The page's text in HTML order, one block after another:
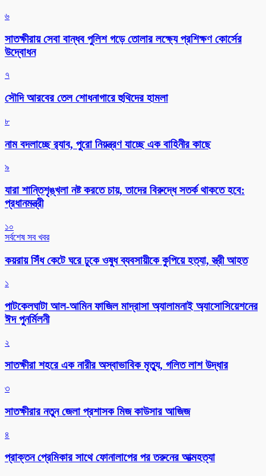
৬
সাতক্ষীরায় সেবা বান্ধব পুলিশ গড়ে তোলার লক্ষ্যে প্রশিক্ষণ কোর্সের
উদ্বোধন
৭
সৌদি আরবের তেল শোধনাগারে হুথিদের হামলা
৮
নাম বদলাচ্ছে র‌্যাব, পুরো নিয়ন্ত্রণ যাচ্ছে এক বাহিনীর কাছে
৯
যারা শান্তিশৃঙ্খলা নষ্ট করতে চায়, তাদের বিরুদ্ধে সতর্ক থাকতে হবে:
প্রধানমন্ত্রী
১০
সর্বশেষ সব খবর
কয়রায় সিঁধ কেটে ঘরে ঢুকে ওষুধ ব্যবসায়ীকে কুপিয়ে হত্যা, স্ত্রী আহত
১
পাটকেলঘাটা আল-আমিন ফাজিল মাদ্রাসা অ্যালামনাই অ্যাসোসিয়েশনের
ঈদ পুনর্মিলনী
২
সাতক্ষীরা শহরে এক নারীর অস্বাভাবিক মৃত্যু, গলিত লাশ উদ্ধার
৩
সাতক্ষীরার নতুন জেলা প্রশাসক মিজ কাউসার আজিজ
৪
প্রাক্তন প্রেমিকার সাথে ফোনালাপের পর তরুনের আত্মহত্যা